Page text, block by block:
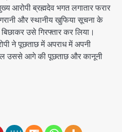
आरोपी ब्रह्मदेव भगत लगातार फरार
और स्थानीय खुफिया सूचना के
उसे गिरफ्तार कर लिया।
ने पूछताछ में अपराध में अपनी
उससे आगे की पूछताछ और कानूनी